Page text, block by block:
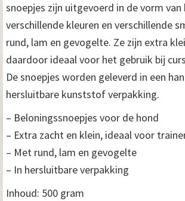
snoepjes zijn uitgevoerd in de vorm
verschillende kleuren en verschillende
rund, lam en gevogelte. Ze zijn extra
daardoor ideaal voor het gebruik bij
De snoepjes worden geleverd in een
hersluitbare kunststof verpakking.
– Beloningssnoepjes voor de hond
– Extra zacht en klein, ideaal voor
– Met rund, lam en gevogelte
– In hersluitbare verpakking
Inhoud: 500 gram